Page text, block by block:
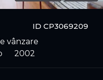
ID CP3069209
vânzare
2002